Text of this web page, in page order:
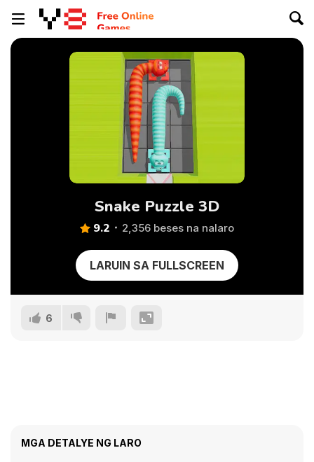
Snake Puzzle 3D
9.2 2,356 beses na nalaro
LARUIN SA FULLSCREEN
6
MGA DETALYE NG LARO